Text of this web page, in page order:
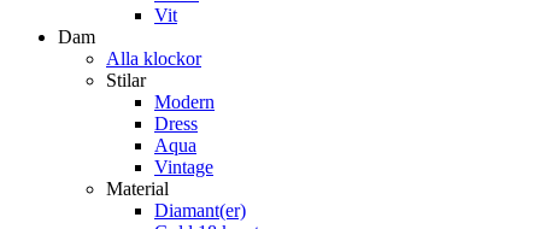
Vit
Dam
Alla klockor
Stilar
Modern
Dress
Aqua
Vintage
Material
Diamant(er)